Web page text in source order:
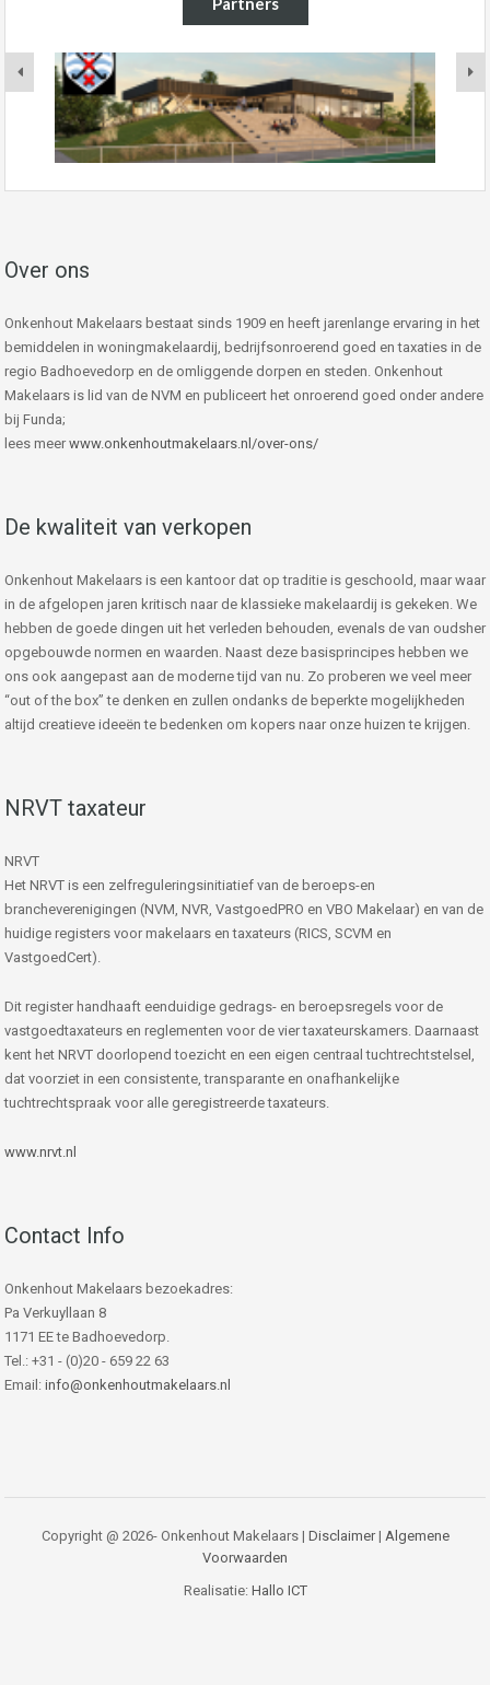
Over ons
Onkenhout Makelaars bestaat sinds 1909 en heeft jarenlange ervaring in het
bemiddelen in woningmakelaardij, bedrijfsonroerend goed en taxaties in de
regio Badhoevedorp en de omliggende dorpen en steden. Onkenhout
Makelaars is lid van de NVM en publiceert het onroerend goed onder andere
bij Funda;
lees meer www.onkenhoutmakelaars.nl/over-ons/
De kwaliteit van verkopen
Onkenhout Makelaars is een kantoor dat op traditie is geschoold, maar waar
in de afgelopen jaren kritisch naar de klassieke makelaardij is gekeken. We
hebben de goede dingen uit het verleden behouden, evenals de van oudsher
opgebouwde normen en waarden. Naast deze basisprincipes hebben we
ons ook aangepast aan de moderne tijd van nu. Zo proberen we veel meer
“out of the box” te denken en zullen ondanks de beperkte mogelijkheden
altijd creatieve ideeën te bedenken om kopers naar onze huizen te krijgen.
NRVT taxateur
NRVT
Het NRVT is een zelfreguleringsinitiatief van de beroeps-en
brancheverenigingen (NVM, NVR, VastgoedPRO en VBO Makelaar) en van de
huidige registers voor makelaars en taxateurs (RICS, SCVM en
VastgoedCert).
Dit register handhaaft eenduidige gedrags- en beroepsregels voor de
vastgoedtaxateurs en reglementen voor de vier taxateurskamers. Daarnaast
kent het NRVT doorlopend toezicht en een eigen centraal tuchtrechtstelsel,
dat voorziet in een consistente, transparante en onafhankelijke
tuchtrechtspraak voor alle geregistreerde taxateurs.
www.nrvt.nl
Contact Info
Onkenhout Makelaars bezoekadres:
Pa Verkuyllaan 8
1171 EE te Badhoevedorp.
Tel.: +31 - (0)20 - 659 22 63
Email: info@onkenhoutmakelaars.nl
Copyright @ 2026- Onkenhout Makelaars | Disclaimer| Algemene
Voorwaarden
Realisatie: Hallo ICT